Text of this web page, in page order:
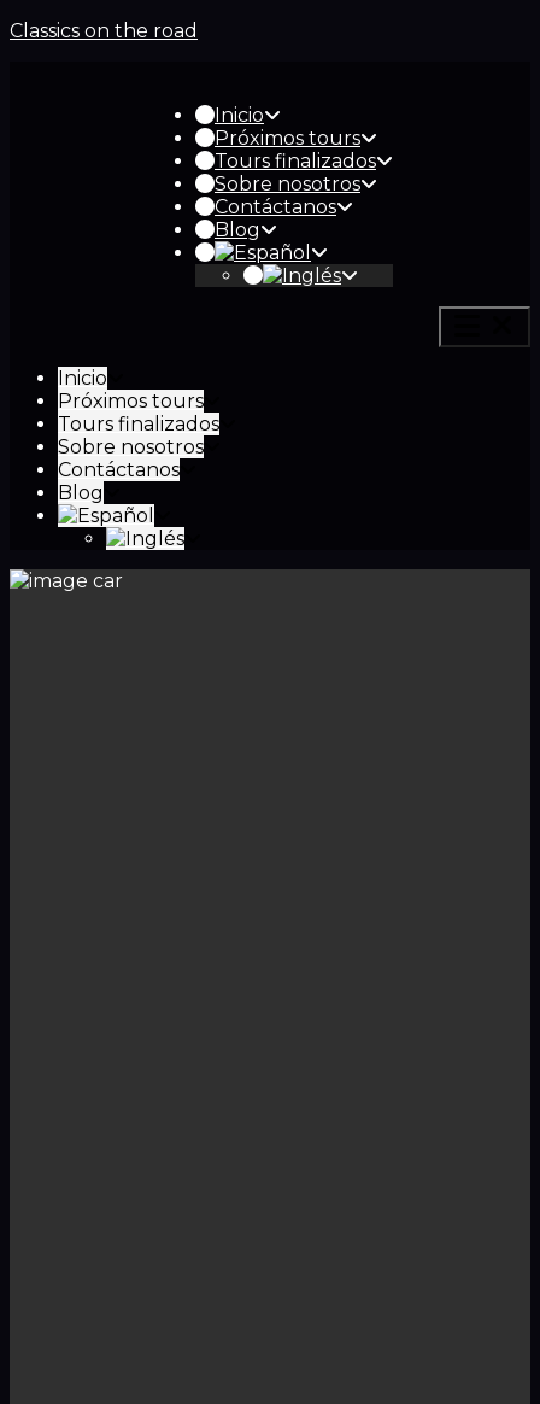
Classics on the road
Inicio
Próximos tours
Tours finalizados
Sobre nosotros
Contáctanos
Blog
Inicio
Próximos tours
Tours finalizados
Sobre nosotros
Contáctanos
Blog